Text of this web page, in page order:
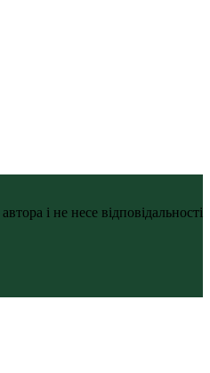
і не несе відповідальності